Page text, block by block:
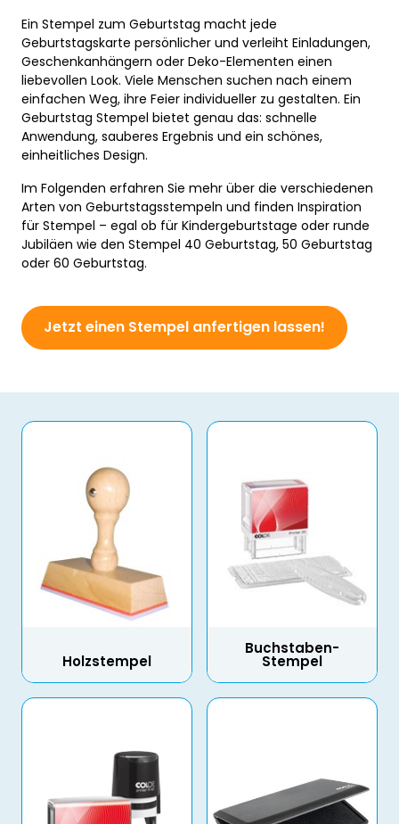
Ein Stempel zum Geburtstag macht jede
Geburtstagskarte persönlicher und verleiht Einladungen,
Geschenkanhängern oder Deko-Elementen einen
liebevollen Look. Viele Menschen suchen nach einem
einfachen Weg, ihre Feier individueller zu gestalten. Ein
Geburtstag Stempel bietet genau das: schnelle
Anwendung, sauberes Ergebnis und ein schönes,
einheitliches Design.
Im Folgenden erfahren Sie mehr über die verschiedenen
Arten von Geburtstagsstempeln und finden Inspiration
für Stempel – egal ob für Kindergeburtstage oder runde
Jubiläen wie den Stempel 40 Geburtstag, 50 Geburtstag
oder 60 Geburtstag.
Jetzt einen Stempel anfertigen lassen!
Holzstempel
Buchstaben-
Stempel